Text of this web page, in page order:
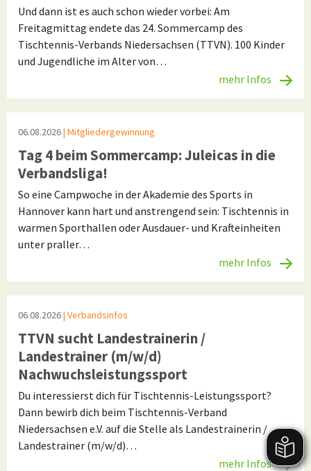
Und dann ist es auch schon wieder vorbei: Am
Freitagmittag endete das 24. Sommercamp des
Tischtennis-Verbands Niedersachsen (TTVN). 100 Kinder
und Jugendliche im Alter von…
mehr Infos
06.08.2026| Mitgliedergewinnung
Tag 4 beim Sommercamp: Juleicas in die
Verbandsliga!
So eine Campwoche in der Akademie des Sports in
Hannover kann hart und anstrengend sein: Tischtennis in
warmen Sporthallen oder Ausdauer- und Krafteinheiten
unter praller…
mehr Infos
06.08.2026| Verbandsinfos
TTVN sucht Landestrainerin /
Landestrainer (m/w/d)
Nachwuchsleistungssport
Du interessierst dich für Tischtennis-Leistungssport?
Dann bewirb dich beim Tischtennis-Verband
Niedersachsen e.V. auf die Stelle als Landestrainerin /
Landestrainer (m/w/d)…
mehr Infos